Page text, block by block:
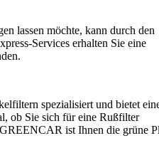
lassen möchte, kann durch den
Services erhalten Sie eine
spezialisiert und bietet
ob Sie sich für eine Rußfilter
ist Ihnen die grüne